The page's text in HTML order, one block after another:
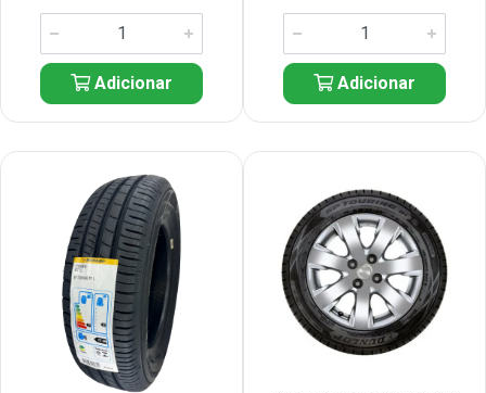
Adicionar Adicionar